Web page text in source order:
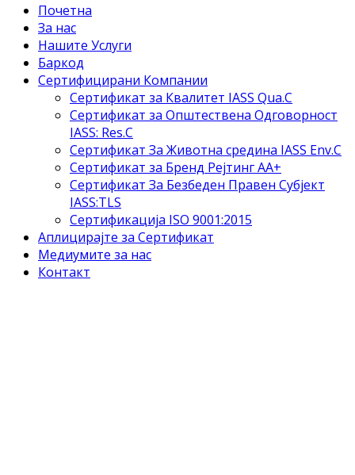
Почетна
За нас
Нашите Услуги
Баркод
Сертифицирани Компании
Сертификат за Квалитет IASS Qua.C
Сертификат за Општествена Одговорност
IASS: Res.C
Сертификат За Животна средина IASS Env.C
Сертификат за Бренд Рејтинг АА+
Сертификат За Безбеден Правен Субјект
IASS:TLS
Сертификација ISO 9001:2015
Аплицирајте за Сертификат
Медиумите за нас
Контакт